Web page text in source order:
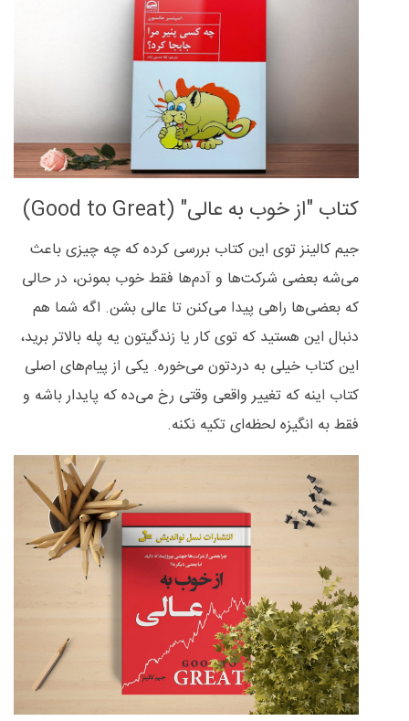
کتاب "از خوب به عالی" (Good to Great)
جیم کالینز توی این کتاب بررسی کرده که چه چیزی باعث
می‌شه بعضی شرکت‌ها و آدم‌ها فقط خوب بمونن، در حالی
که بعضی‌ها راهی پیدا می‌کنن تا عالی بشن. اگه شما هم
دنبال این هستید که توی کار یا زندگیتون یه پله بالاتر برید،
این کتاب خیلی به دردتون می‌خوره. یکی از پیام‌های اصلی
کتاب اینه که تغییر واقعی وقتی رخ می‌ده که پایدار باشه و
فقط به انگیزه لحظه‌ای تکیه نکنه.